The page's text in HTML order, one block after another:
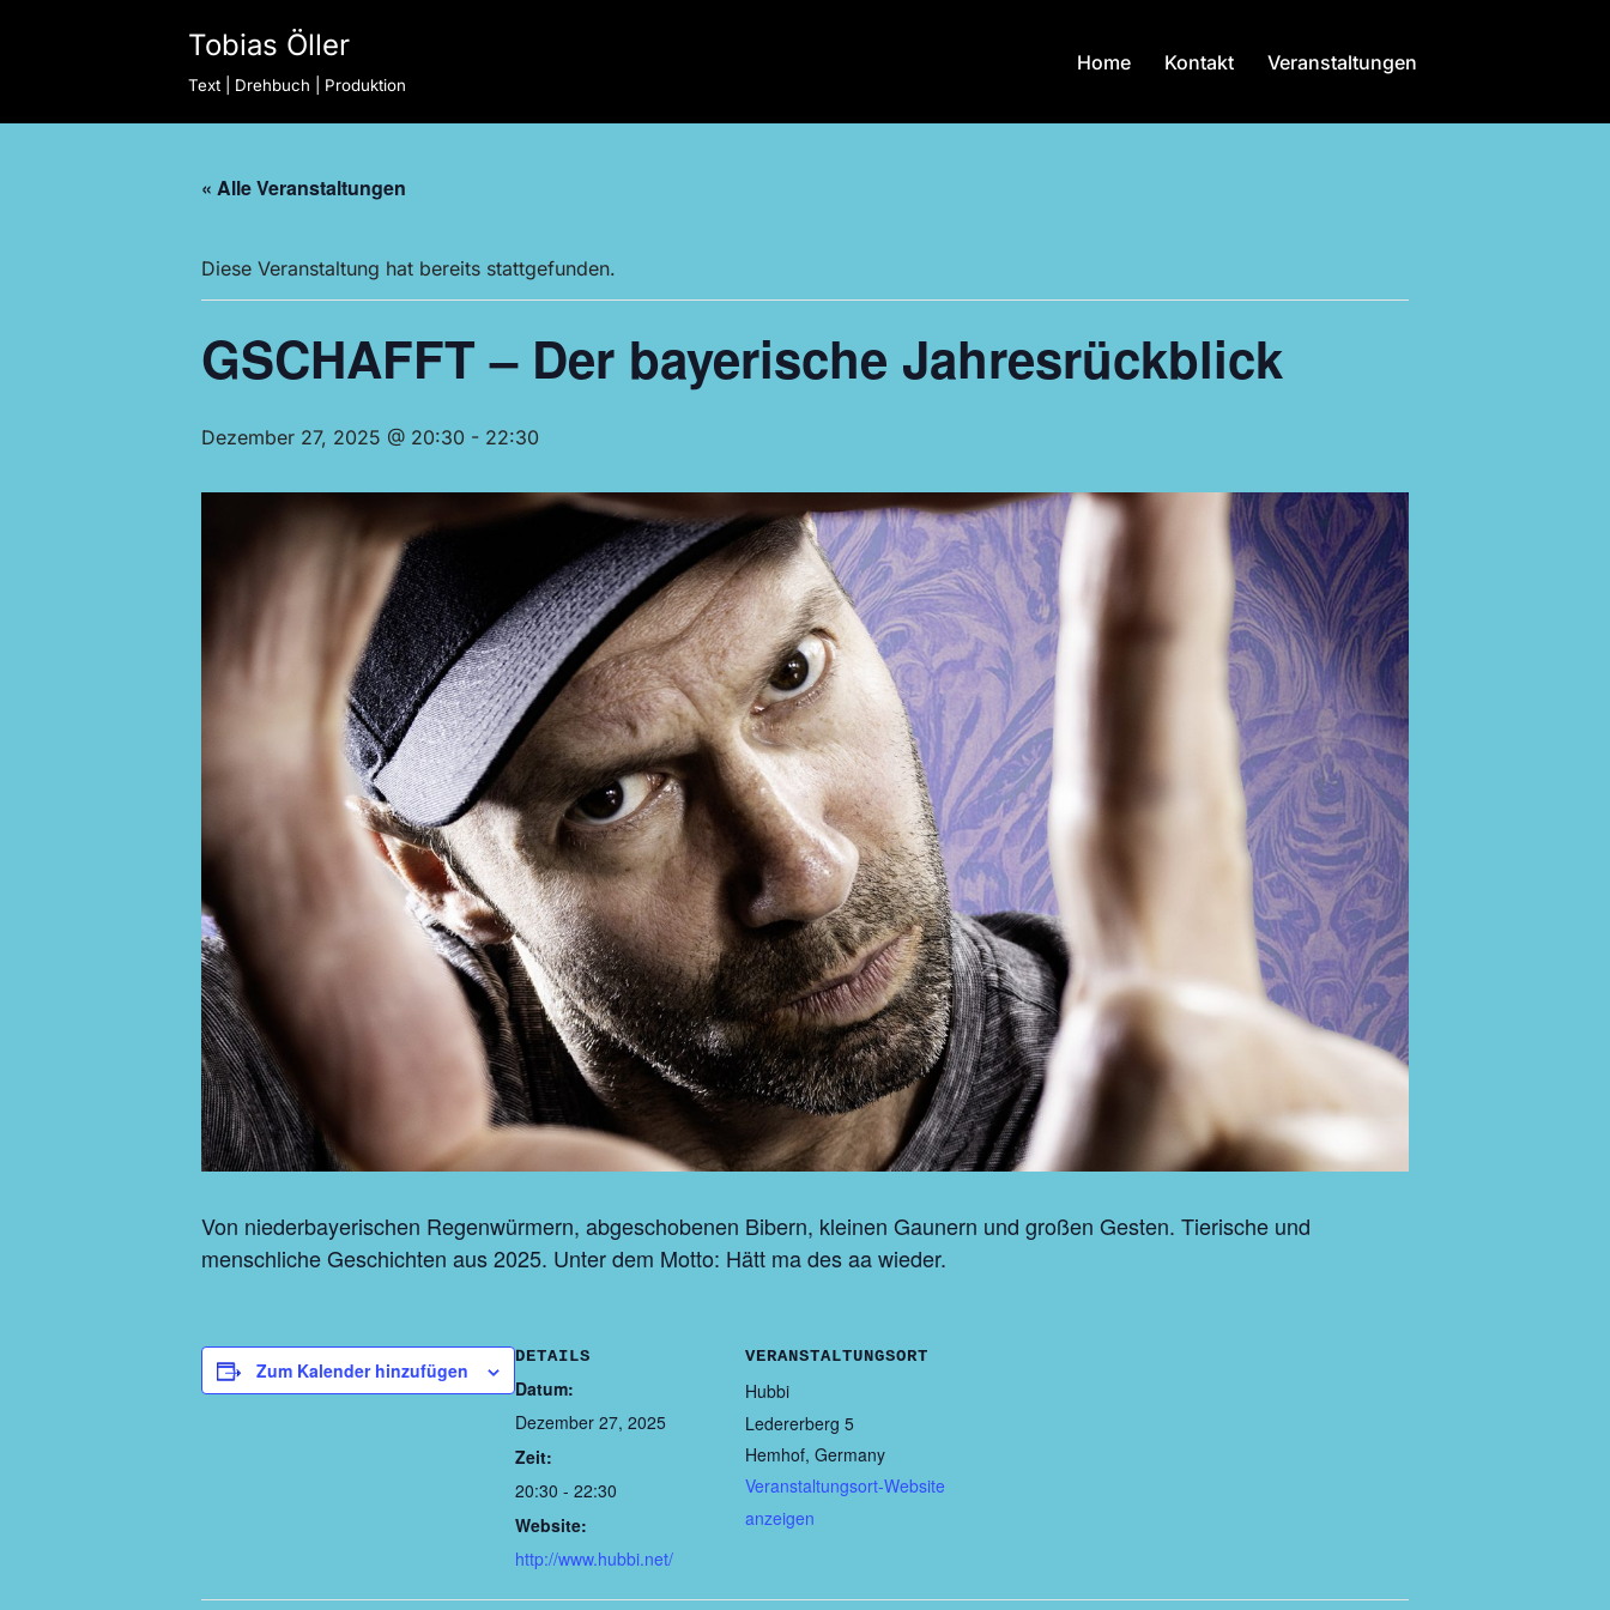
springen
Tobias Öller
Text | Drehbuch | Produktion
Home Kontakt Veranstaltungen
« Alle Veranstaltungen
Diese Veranstaltung hat bereits stattgefunden.
GSCHAFFT – Der bayerische Jahresrückblick
Dezember 27, 2025 @ 20:30 - 22:30
Von niederbayerischen Regenwürmern, abgeschobenen Bibern, kleinen Gaunern und großen Gesten. Tierische und
menschliche Geschichten aus 2025. Unter dem Motto: Hätt ma des aa wieder.
Zum Kalender hinzufügen
DETAILS
Datum:
Dezember 27, 2025
Zeit:
20:30 - 22:30
Website:
http://www.hubbi.net/
VERANSTALTUNGSORT
Hubbi
Ledererberg 5
Hemhof, Germany
Veranstaltungsort-Website
anzeigen